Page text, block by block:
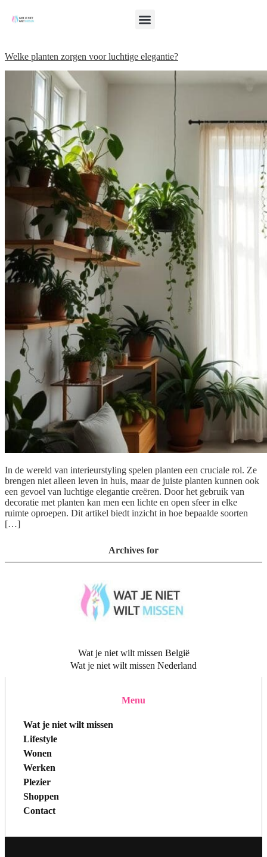
Welke planten zorgen voor luchtige elegantie?
In de wereld van interieurstyling spelen planten een cruciale rol. Ze
brengen niet alleen leven in huis, maar de juiste planten kunnen ook
een gevoel van luchtige elegantie creëren. Door het gebruik van
decoratie met planten kan men een lichte en open sfeer in elke
ruimte oproepen. Dit artikel biedt inzicht in hoe bepaalde soorten
[…]
Archives for
Wat je niet wilt missen België
Wat je niet wilt missen Nederland
Menu
Wat je niet wilt missen
Lifestyle
Wonen
Werken
Plezier
Shoppen
Contact